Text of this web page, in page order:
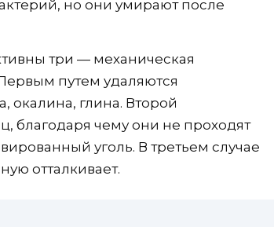
но они умирают после
три — механическая
путем удаляются
окалина, глина. Второй
благодаря чему они не проходят
уголь. В третьем случае
отталкивает.